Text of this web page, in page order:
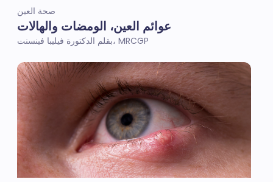
صحة العين
عوائم العين، الومضات والهالات
بقلم الدكتورة فيليبا فينسنت، MRCGP